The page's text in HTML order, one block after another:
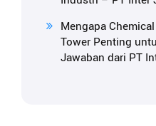
Mengapa
Tower Penting
Jawaban dari PT